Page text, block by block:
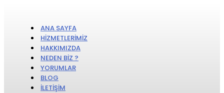
ANA SAYFA
HIZMETLERIMIZ
HAKKIMIZDA
NEDEN BIZ ?
YORUMLAR
BLOG
İLETIŞIM